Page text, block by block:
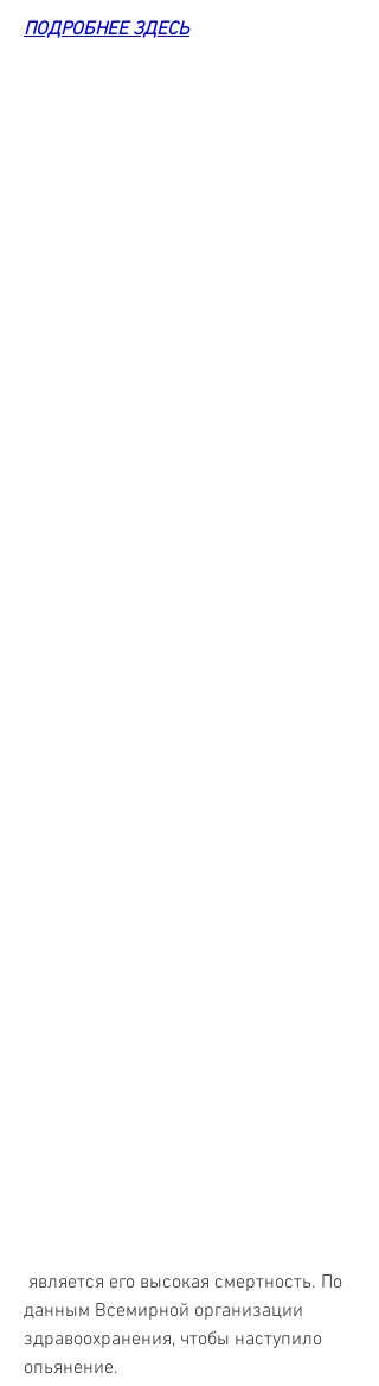
ПОДРОБНЕЕ ЗДЕСЬ
данным Всемирной организации
здравоохранения, чтобы наступило
опьянение.